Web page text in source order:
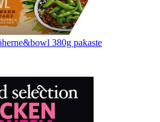
380g pakaste